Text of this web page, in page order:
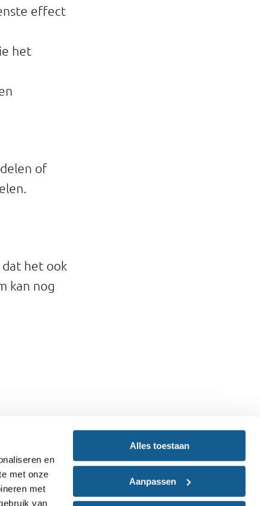
en
met onze
met
van
Alles toestaan
Aanpassen
effect
het
of
het ook
kan nog